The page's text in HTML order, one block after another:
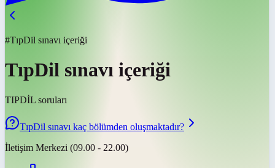
#TıpDil sınavı içeriği
TıpDil sınavı içeriği
TIPDİL soruları
TıpDil sınavı kaç bölümden oluşmaktadır?
İletişim Merkezi (09.00 - 22.00)